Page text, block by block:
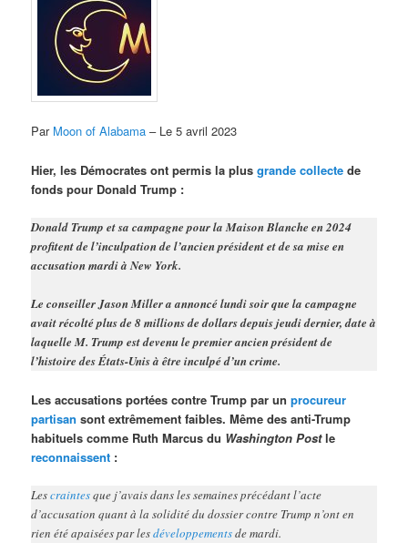
Par Moon of Alabama – Le 5 avril 2023
Hier, les Démocrates ont permis la plusgrande collecte de
fonds pour Donald Trump :
Donald Trump et sa campagne pour la Maison Blanche en 2024
profitent de l’inculpation de l’ancien président et de sa mise en
accusation mardi à New York.
Le conseiller Jason Miller a annoncé lundi soir que la campagne
avait récolté plus de 8 millions de dollars depuis jeudi dernier, date à
laquelle M. Trump est devenu le premier ancien président de
l’histoire des États-Unis à être inculpé d’un crime.
Les accusations portées contre Trump par unprocureur
partisan sont extrêmement faibles. Même des anti-Trump
habituels comme Ruth Marcus du Washington Postle
reconnaissent :
Lescraintesque j’avais dans les semaines précédant l’acte
d’accusation quant à la solidité du dossier contre Trump n’ont en
rien été apaisées par lesdéveloppementsde mardi.